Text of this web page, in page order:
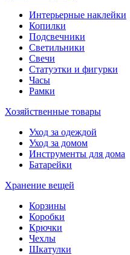
Интерьерные наклейки
Копилки
Подсвечники
Светильники
Свечи
Статуэтки и фигурки
Часы
Рамки
Хозяйственные товары
Уход за одеждой
Уход за домом
Инструменты для дома
Батарейки
Хранение вещей
Корзины
Коробки
Крючки
Чехлы
Шкатулки